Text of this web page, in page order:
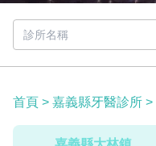
首頁 > 嘉義縣牙醫診所 >